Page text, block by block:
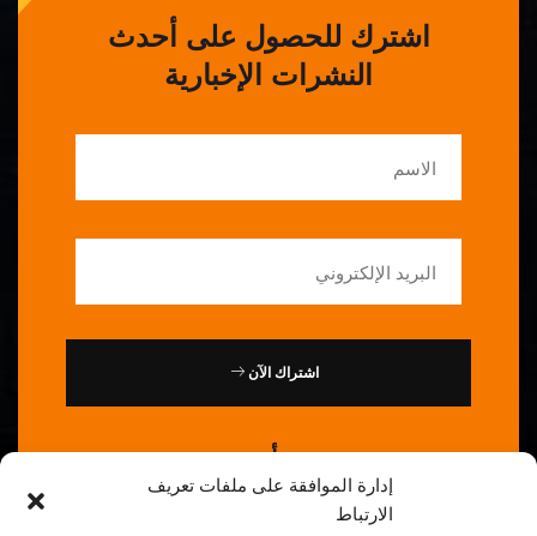
إدارة الموافقة على ملفات تعريف
الارتباط
اشترك للحصول على أحدث
النشرات الإخبارية
اشتراك الآن
أو
اتصل بنا : 0086-20-84739585